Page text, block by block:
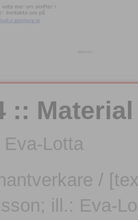
::
Lotta
/
ill.: Eva-